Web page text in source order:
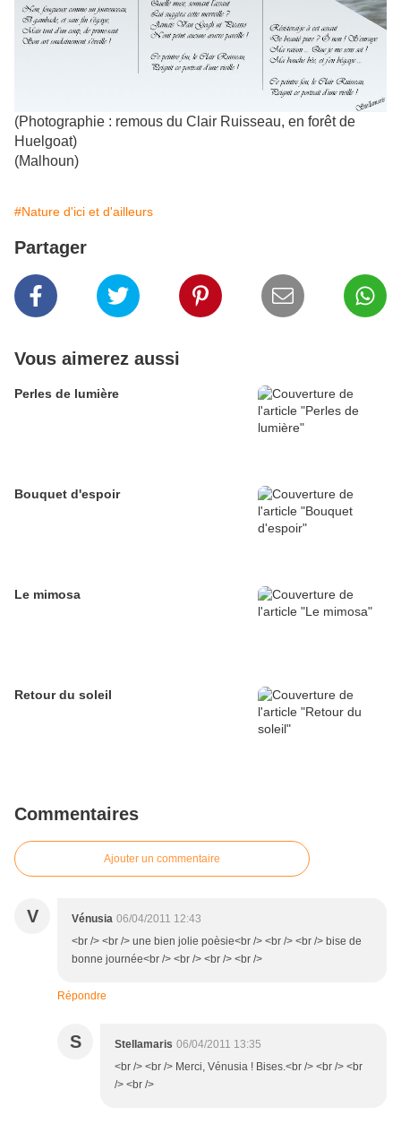
(Photographie : remous du Clair Ruisseau, en forêt de
Huelgoat)
(Malhoun)
#Nature d'ici et d'ailleurs
Partager
Vous aimerez aussi
Perles de lumière
Bouquet d'espoir
Le mimosa
Retour du soleil
Commentaires
Ajouter un commentaire
V Vénusia 06/04/2011 12:43
<br /> <br /> une bien jolie poèsie<br /> <br /> <br /> bise de
bonne journée<br /> <br /> <br /> <br />
Répondre
S Stellamaris 06/04/2011 13:35
<br /> <br /> Merci, Vénusia ! Bises.<br /> <br /> <br
/> <br />